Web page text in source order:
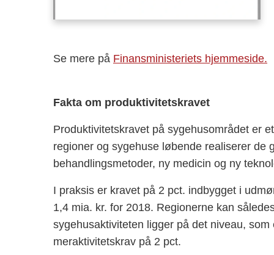
Se mere på Finansministeriets hjemmeside.
Fakta om produktivitetskravet
Produktivitetskravet på sygehusområdet er
regioner og sygehuse løbende realiserer de
behandlingsmetoder, ny medicin og ny
I praksis er kravet på 2 pct. indbygget i
1,4 mia. kr. for 2018. Regionerne kan
sygehusaktiviteten ligger på det niveau,
meraktivitetskrav på 2 pct.